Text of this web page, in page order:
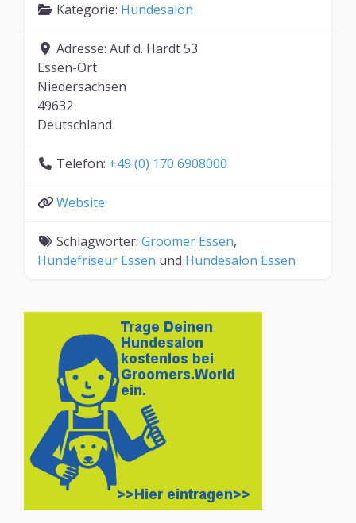
Kategorie: Hundesalon
Adresse: Auf d. Hardt 53
Essen-Ort
Niedersachsen
49632
Deutschland
Telefon: +49 (0) 170 6908000
Website
Schlagwörter: Groomer Essen,
Hundefriseur Essen und Hundesalon Essen